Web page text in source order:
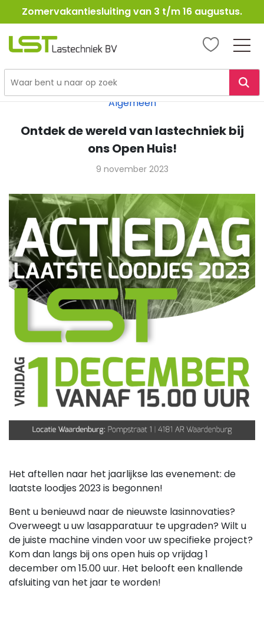
Ga
naar
inhoud
Zomervakantiesluiting van 3 t/m 16 augustus.
LST
Algemeen
Ontdek de wereld van lastechniek bij
ons Open Huis!
9 november 2023
Het aftellen naar het jaarlijkse las evenement: de
laatste loodjes 2023 is begonnen!
Bent u benieuwd naar de nieuwste lasinnovaties?
Overweegt u uw lasapparatuur te upgraden? Wilt u
de juiste machine vinden voor uw specifieke project?
Kom dan langs bij ons open huis op vrijdag 1
december om 15.00 uur. Het belooft een knallende
afsluiting van het jaar te worden!